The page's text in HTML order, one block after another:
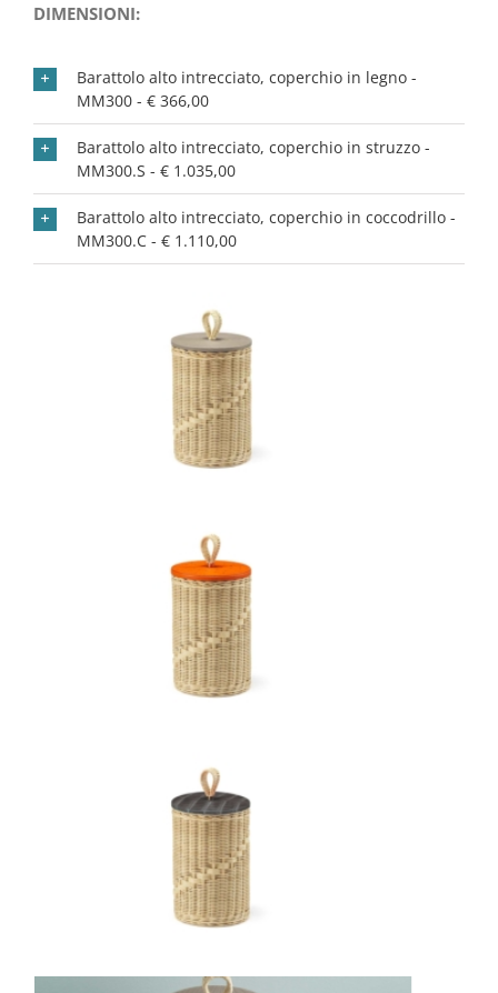
DIMENSIONI:
Barattolo alto intrecciato, coperchio in legno -
MM300 - € 366,00
Barattolo alto intrecciato, coperchio in struzzo -
MM300.S - € 1.035,00
Barattolo alto intrecciato, coperchio in coccodrillo -
MM300.C - € 1.110,00